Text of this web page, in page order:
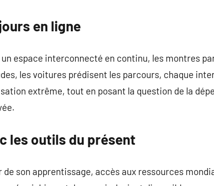
en ligne
espace interconnecté en continu, les montres
les voitures prédisent les parcours, chaque
extrême, tout en posant la question de la
les outils du présent
de son apprentissage, accès aux ressources